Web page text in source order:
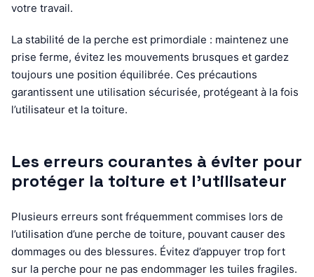
votre travail.
La stabilité de la perche est primordiale : maintenez une
prise ferme, évitez les mouvements brusques et gardez
toujours une position équilibrée. Ces précautions
garantissent une utilisation sécurisée, protégeant à la fois
l’utilisateur et la toiture.
Les erreurs courantes à éviter pour
protéger la toiture et l’utilisateur
Plusieurs erreurs sont fréquemment commises lors de
l’utilisation d’une perche de toiture, pouvant causer des
dommages ou des blessures. Évitez d’appuyer trop fort
sur la perche pour ne pas endommager les tuiles fragiles.